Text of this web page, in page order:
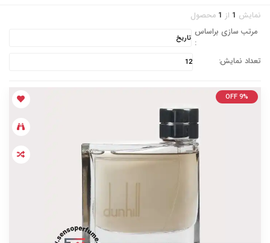
نمایش 1 از 1 محصول
مرتب سازی براساس
:
تعداد نمایش:
OFF 9%